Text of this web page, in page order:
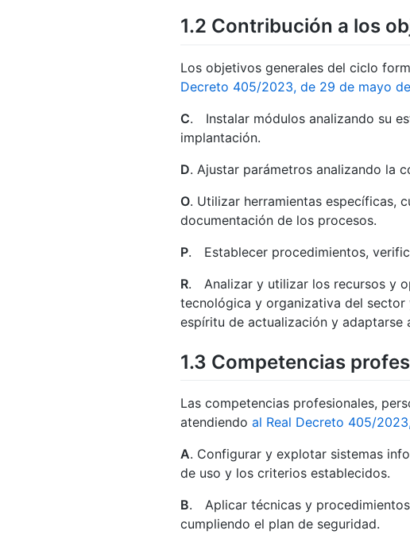
1.2 Contribución a los
Los objetivos generales del ciclo
Decreto 405/2023, de 29 de mayo
C. Instalar módulos analizando su
implantación.
D. Ajustar parámetros analizando la
O. Utilizar herramientas específicas,
documentación de los procesos.
P. Establecer procedimientos,
R. Analizar y utilizar los recursos y
tecnológica y organizativa del sector
espíritu de actualización y adaptarse
1.3 Competencias
Las competencias profesionales,
atendiendo al Real Decreto 405/
A. Configurar y explotar sistemas
de uso y los criterios establecidos.
B. Aplicar técnicas y procedimientos
cumpliendo el plan de seguridad.